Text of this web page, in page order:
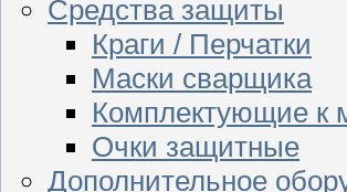
Средства защиты
Краги / Перчатки
Маски сварщика
Комплектующие к
Очки защитные
Дополнительное